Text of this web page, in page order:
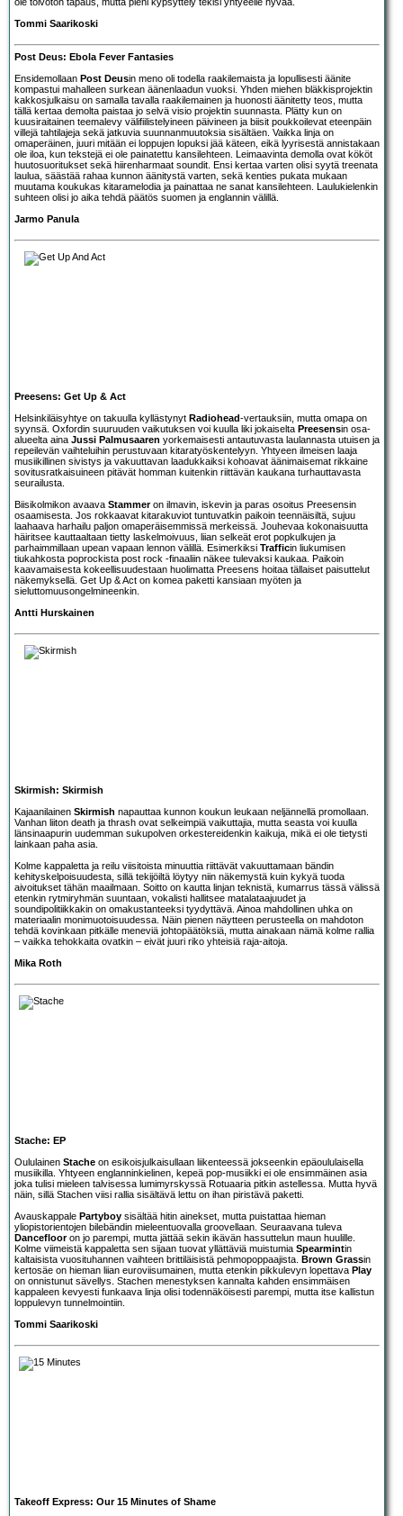
Tommi Saarikoski
Post Deus: Ebola Fever Fantasies
Ensidemollaan Post Deusin meno oli todella raakilemaista ja lopullisesti äänite
kompastui mahalleen surkean äänenlaadun vuoksi. Yhden miehen bläkkisprojektin
kakkosjulkaisu on samalla tavalla raakilemainen ja huonosti äänitetty teos, mutta
tällä kertaa demolta paistaa jo selvä visio projektin suunnasta. Plätty kun on
kuusiraitainen teemalevy välifiilistelyineen päivineen ja biisit poukkoilevat eteenpäin
villejä tahtilajeja sekä jatkuvia suunnanmuutoksia sisältäen. Vaikka linja on
omaperäinen, juuri mitään ei loppujen lopuksi jää käteen, eikä lyyrisestä annistakaan
ole iloa, kun tekstejä ei ole painatettu kansilehteen. Leimaavinta demolla ovat kököt
huutosuoritukset sekä hiirenharmaat soundit. Ensi kertaa varten olisi syytä treenata
laulua, säästää rahaa kunnon äänitystä varten, sekä kenties pukata mukaan
muutama koukukas kitaramelodia ja painattaa ne sanat kansilehteen. Laulukielenkin
suhteen olisi jo aika tehdä päätös suomen ja englannin välillä.
Jarmo Panula
Preesens: Get Up & Act
Helsinkiläisyhtye on takuulla kyllästynyt Radiohead-vertauksiin, mutta omapa on
syynsä. Oxfordin suuruuden vaikutuksen voi kuulla liki jokaiselta Preesensin osa-
alueelta aina Jussi Palmusaaren yorkemaisesti antautuvasta laulannasta utuisen ja
repeilevän vaihteluihin perustuvaan kitaratyöskentelyyn. Yhtyeen ilmeisen laaja
musiikillinen sivistys ja vakuuttavan laadukkaiksi kohoavat äänimaisemat rikkaine
sovitusratkaisuineen pitävät homman kuitenkin riittävän kaukana turhauttavasta
seurailusta.
Biisikolmikon avaava Stammeron ilmavin, iskevin ja paras osoitus Preesensin
osaamisesta. Jos rokkaavat kitarakuviot tuntuvatkin paikoin teennäisiltä, sujuu
laahaava harhailu paljon omaperäisemmissä merkeissä. Jouhevaa kokonaisuutta
häiritsee kauttaaltaan tietty laskelmoivuus, liian selkeät erot popkulkujen ja
parhaimmillaan upean vapaan lennon välillä. Esimerkiksi Trafficin liukumisen
tiukahkosta poprockista post rock -finaaliin näkee tulevaksi kaukaa. Paikoin
kaavamaisesta kokeellisuudestaan huolimatta Preesens hoitaa tällaiset paisuttelut
näkemyksellä. Get Up & Act on komea paketti kansiaan myöten ja
sieluttomuusongelmineenkin.
Antti Hurskainen
Skirmish: Skirmish
Kajaanilainen Skirmish napauttaa kunnon koukun leukaan neljännellä promollaan.
Vanhan liiton death ja thrash ovat selkeimpiä vaikuttajia, mutta seasta voi kuulla
länsinaapurin uudemman sukupolven orkestereidenkin kaikuja, mikä ei ole tietysti
lainkaan paha asia.
Kolme kappaletta ja reilu viisitoista minuuttia riittävät vakuuttamaan bändin
kehityskelpoisuudesta, sillä tekijöiltä löytyy niin näkemystä kuin kykyä tuoda
aivoitukset tähän maailmaan. Soitto on kautta linjan teknistä, kumarrus tässä välissä
etenkin rytmiryhmän suuntaan, vokalisti hallitsee matalataajuudet ja
soundipolitiikkakin on omakustanteeksi tyydyttävä. Ainoa mahdollinen uhka on
materiaalin monimuotoisuudessa. Näin pienen näytteen perusteella on mahdoton
tehdä kovinkaan pitkälle meneviä johtopäätöksiä, mutta ainakaan nämä kolme rallia
– vaikka tehokkaita ovatkin – eivät juuri riko yhteisiä raja-aitoja.
Mika Roth
Stache: EP
Oululainen Stache on esikoisjulkaisullaan liikenteessä jokseenkin epäoululaisella
musiikilla. Yhtyeen englanninkielinen, kepeä pop-musiikki ei ole ensimmäinen asia
joka tulisi mieleen talvisessa lumimyrskyssä Rotuaaria pitkin astellessa. Mutta hyvä
näin, sillä Stachen viisi rallia sisältävä lettu on ihan piristävä paketti.
Avauskappale Partyboy sisältää hitin ainekset, mutta puistattaa hieman
yliopistorientojen bilebändin mieleentuovalla groovellaan. Seuraavana tuleva
Danceflooron jo parempi, mutta jättää sekin ikävän hassuttelun maun huulille.
Kolme viimeistä kappaletta sen sijaan tuovat yllättäviä muistumia Spearmintin
kaltaisista vuosituhannen vaihteen brittiläisistä pehmopoppaajista. Brown Grassin
kertosäe on hieman liian euroviisumainen, mutta etenkin pikkulevyn lopettava Play
on onnistunut sävellys. Stachen menestyksen kannalta kahden ensimmäisen
kappaleen kevyesti funkaava linja olisi todennäköisesti parempi, mutta itse kallistun
loppulevyn tunnelmointiin.
Tommi Saarikoski
Takeoff Express: Our 15 Minutes of Shame